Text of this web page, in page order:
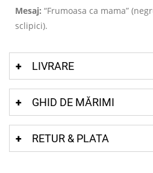
Mesaj: “Frumoasa ca mama”
sclipici).
LIVRARE
GHID DE MĂRIMI
RETUR & PLATA